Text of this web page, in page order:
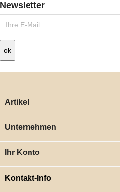
Newsletter
Artikel
Unternehmen
Ihr Konto
Kontakt-Info